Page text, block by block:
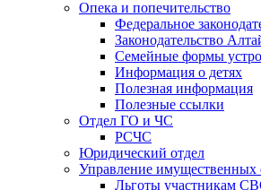
Опека и попечительство
Федеральное
Законодательство
Семейные формы
Информация о детях
Полезная информация
Полезные ссылки
Отдел ГО и ЧС
РСЧС
Юридический отдел
Управление
Льготы участникам